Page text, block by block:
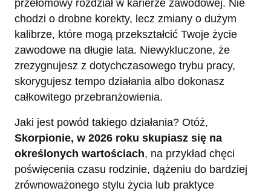
przełomowy rozdział w karierze zawodowej. Nie
chodzi o drobne korekty, lecz zmiany o dużym
kalibrze, które mogą przekształcić Twoje życie
zawodowe na długie lata. Niewykluczone, że
zrezygnujesz z dotychczasowego trybu pracy,
skorygujesz tempo działania albo dokonasz
całkowitego przebranżowienia.
Jaki jest powód takiego działania? Otóż,
Skorpionie, w 2026 roku skupiasz się na
określonych wartościach, na przykład chęci
poświęcenia czasu rodzinie, dążeniu do bardziej
zrównoważonego stylu życia lub praktyce